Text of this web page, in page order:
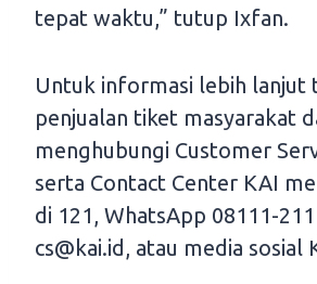
tepat waktu,” tutup Ixfan.
Untuk informasi lebih lanjut
penjualan tiket masyarakat
menghubungi Customer
serta Contact Center KAI
di 121, WhatsApp 08111-
cs@kai.id, atau media sosial